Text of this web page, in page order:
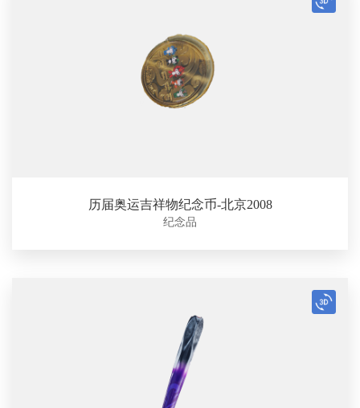
历届奥运吉祥物纪念币-北京2008
纪念品